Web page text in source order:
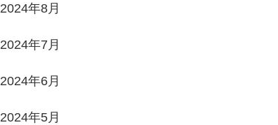
2024年8月
2024年7月
2024年6月
2024年5月